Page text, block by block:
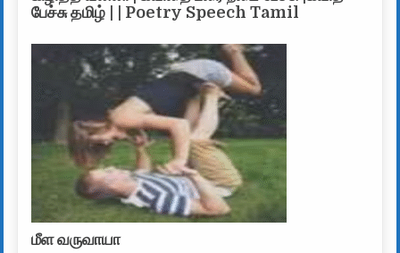
பேச்சு தமிழ் | | Poetry Speech Tamil
மீள வருவாயா